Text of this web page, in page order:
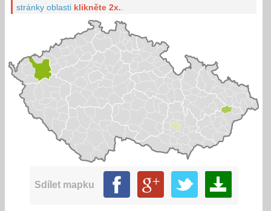
stránky oblasti klikněte 2x.
Sdílet mapku